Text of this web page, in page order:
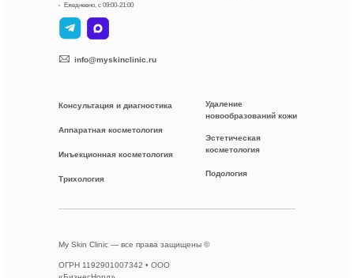
Ежедневно, с 09:00-21:00
info@myskinclinic.ru
Консультация и диагностика
Аппаратная косметология
Инъекционная косметология
Удаление
новообразований кожи
Эстетическая
косметология
Подология
My Skin Clinic — все права защищены ©
ОГРН 1192901007342 • ООО
Трихология